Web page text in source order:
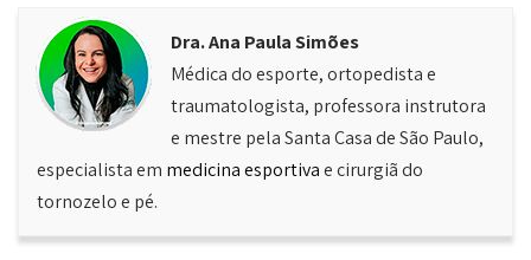
Dra. Ana Paula Simões
Médica do esporte, ortopedista e
traumatologista, professora instrutora
e mestre pela Santa Casa de São Paulo,
especialista em medicina esportivae cirurgiã do
tornozelo e pé.